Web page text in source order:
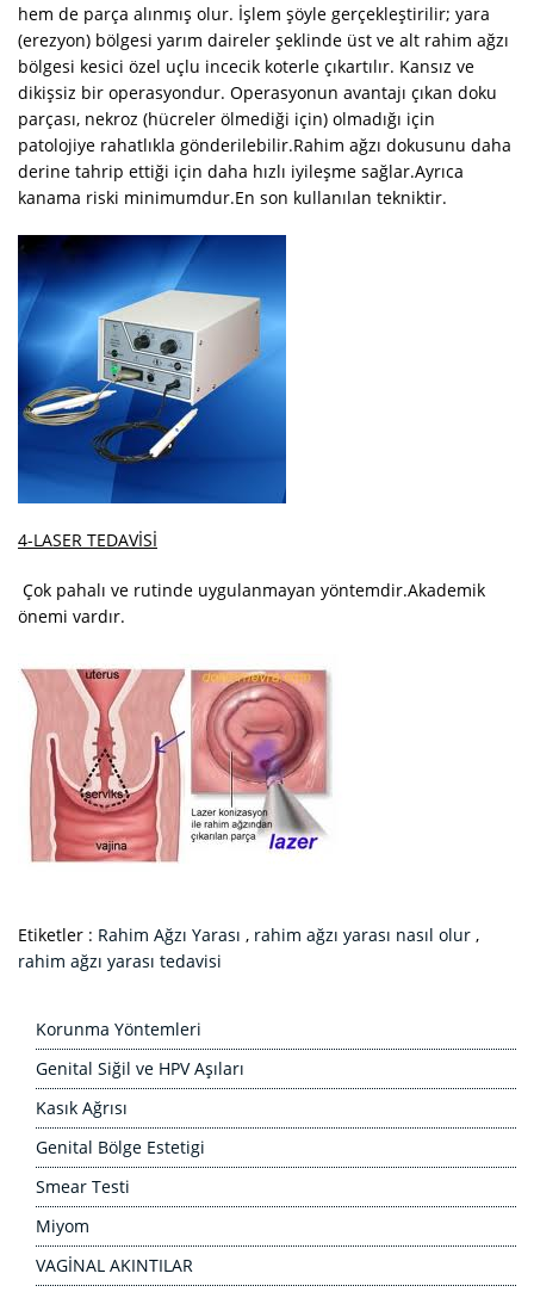
hem de parça alınmış olur. İşlem şöyle gerçekleştirilir; yara
(erezyon) bölgesi yarım daireler şeklinde üst ve alt rahim ağzı
bölgesi kesici özel uçlu incecik koterle çıkartılır. Kansız ve
dikişsiz bir operasyondur. Operasyonun avantajı çıkan doku
parçası, nekroz (hücreler ölmediği için) olmadığı için
patolojiye rahatlıkla gönderilebilir.Rahim ağzı dokusunu daha
derine tahrip ettiği için daha hızlı iyileşme sağlar.Ayrıca
kanama riski minimumdur.En son kullanılan tekniktir.
4-LASER TEDAVİSİ
Çok pahalı ve rutinde uygulanmayan yöntemdir.Akademik
önemi vardır.
Etiketler : Rahim Ağzı Yarası , rahim ağzı yarası nasıl olur ,
rahim ağzı yarası tedavisi
Korunma Yöntemleri
Genital Siğil ve HPV Aşıları
Kasık Ağrısı
Genital Bölge Estetigi
Smear Testi
Miyom
VAGİNAL AKINTILAR